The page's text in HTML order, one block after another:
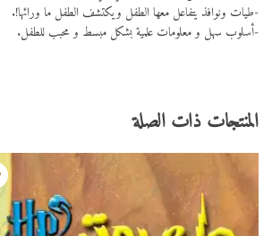
-طيات ونوافذ يتفاعل معها الطفل ويكتشف الطفل ما ورائها!.
-أسلوب سهل و معلومات علمية بشكل مبسط و محبب للطفل.
المنتجات ذات الصلة